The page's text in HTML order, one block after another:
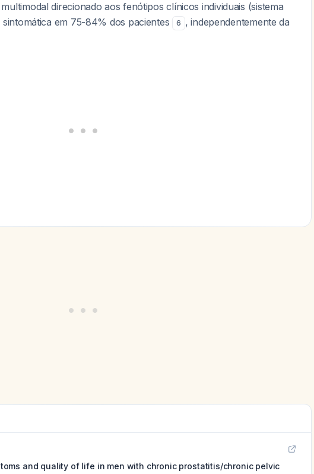
direcionado aos fenótipos clínicos individuais (sistema
em 75-84% dos pacientes
6 , independentemente da
and quality of life in men with chronic prostatitis/chronic pelvic